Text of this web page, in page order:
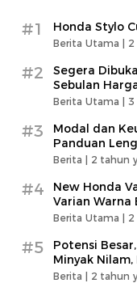
#1 Honda Stylo
Berita Utama | 2
#2
Segera
Sebulan
Berita Utama | 3
#3
Modal dan
Panduan
Berita | 2 tahun
#4
New Honda
Varian Warna
Berita Utama | 2
#5
Potensi
Minyak
Berita | 2 tahun